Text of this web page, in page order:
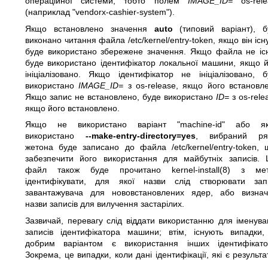
(наприклад "vendorx-cashier-system").
Якщо встановлено значення auto (типовий варіант),
виконано читання файла /etc/kernel/entry-token, якщо він
буде використано збережене значення. Якщо файла не
буде використано ідентифікатор локальної машини, якщо
ініціалізовано. Якщо ідентифікатор не ініціалізовано,
використаноIMAGE_ID= з os-release, якщо його
Якщо запис не встановлено, буде використано ID= з os-
якщо його встановлено.
Якщо не використано варіант "machine-id" або
використано --make-entry-directory=yes , вибраний
жетона буде записано до файла /etc/kernel/entry-token,
забезпечити його використання для майбутніх записів.
файл також буде прочитано kernel-install(8) з
ідентифікувати, для якої назви слід створювати
завантажувача для нововстановлених ядер, або
назви записів для вилучення застарілих.
Зазвичай, перевагу слід віддати використанню для
записів ідентифікатора машини; втім, існують
добрим варіантом є використання інших
Зокрема, це випадки, коли дані ідентифікації, які є